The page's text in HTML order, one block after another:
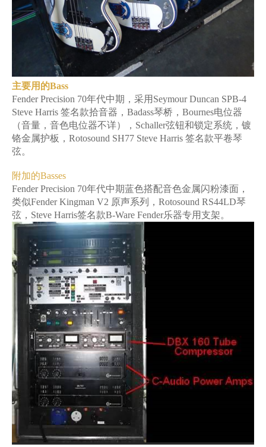
主要用的Bass
Fender Precision 70年代中期，采用Seymour Duncan SPB-4
Steve Harris 签名款拾音器，Badass琴桥，Bournes电位器
（音量，音色电位器不详），Schaller弦钮和锁定系统，镀
铬金属护板，Rotosound SH77 Steve Harris 签名款平卷琴
弦。
附加的Basses
Fender Precision 70年代中期蓝色搭配音色金属闪粉漆面，
类似Fender Kingman V2 原声系列，Rotosound RS44LD琴
弦，Steve Harris签名款B-Ware Fender乐器专用支架。